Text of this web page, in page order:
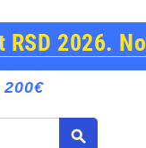
2026.
search